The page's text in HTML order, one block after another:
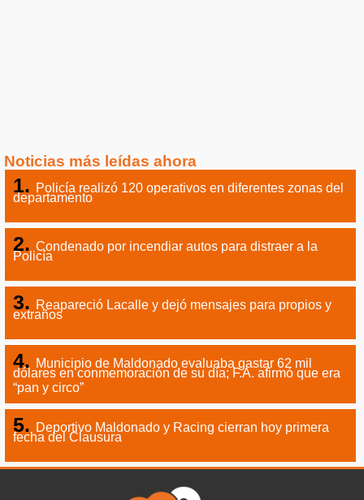
Noticias más leídas ahora
Policía realizó 120 operativos en diferentes zonas del
departamento
Condenado por incendiar autos para distraer a la
Policía
Reapareció Lacalle y dejó mensajes para propios y
extraños
Municipio de Maldonado evaluaba gastar 62 mil
dólares en conmemoración de su día; F.A. afirmó que era
“pan y circo”
Deportivo Maldonado y Racing cierran hoy primera
fecha del Clausura